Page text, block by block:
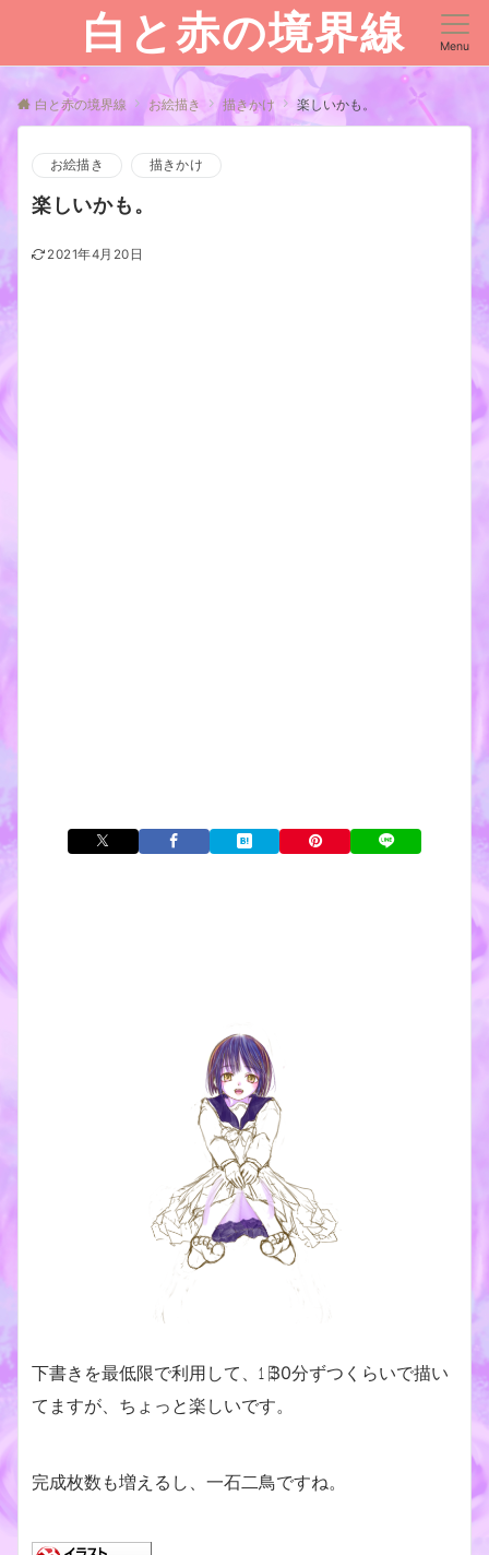
白と赤の境界線 Menu
白と赤の境界線 お絵描き 描きかけ 楽しいかも。
お絵描き 描きかけ
楽しいかも。
2021年4月20日
下書きを最低限で利用して、㏠30分ずつくらいで描い
てますが、ちょっと楽しいです。
完成枚数も増えるし、一石二鳥ですね。